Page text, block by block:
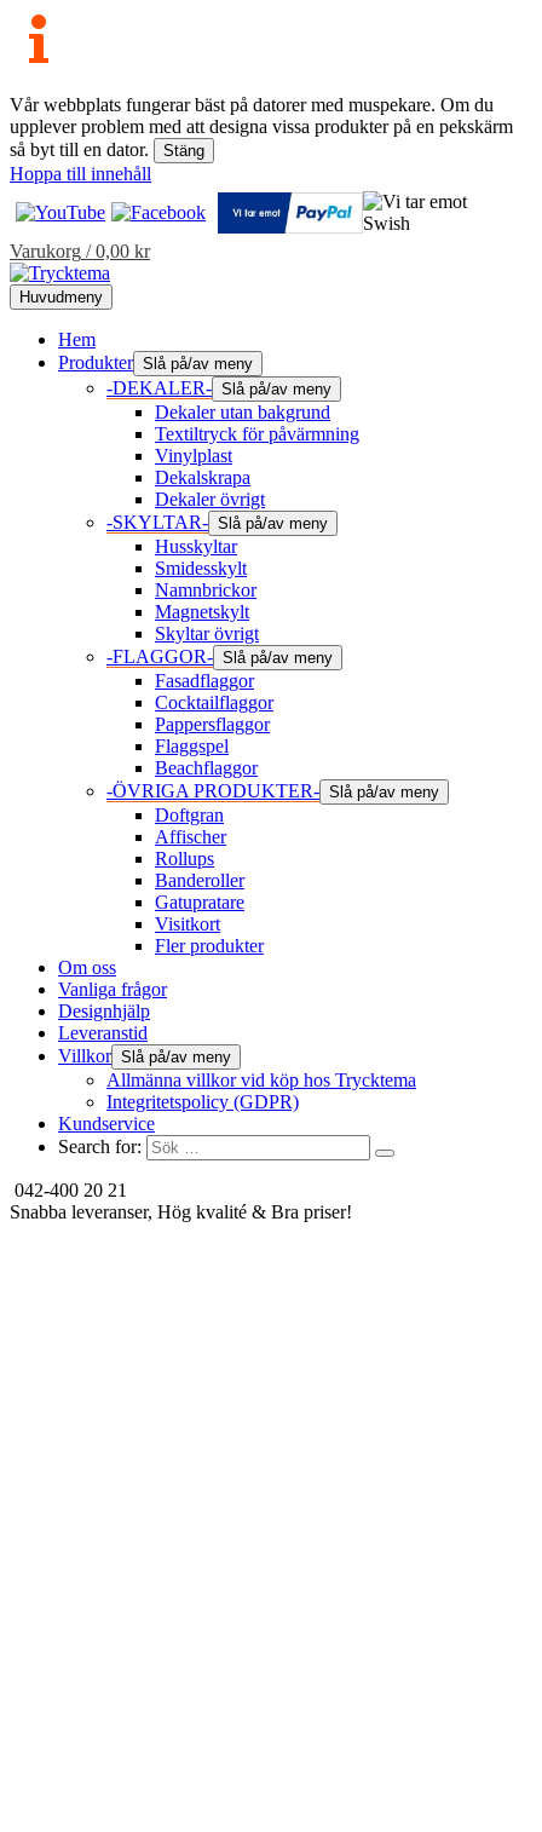
Vår webbplats fungerar bäst på datorer med muspekare. Om du
upplever problem med att designa vissa produkter på en pekskärm
så byt till en dator.
Stäng
Hoppa till innehåll
Varukorg /0,00 kr
Huvudmeny
Hem
Produkter Slå på/av meny
-DEKALER- Slå på/av meny
Dekaler utan bakgrund
Textiltryck för påvärmning
Vinylplast
Dekalskrapa
Dekaler övrigt
-SKYLTAR- Slå på/av meny
Husskyltar
Smidesskylt
Namnbrickor
Magnetskylt
Skyltar övrigt
-FLAGGOR- Slå på/av meny
Fasadflaggor
Cocktailflaggor
Pappersflaggor
Flaggspel
Beachflaggor
-ÖVRIGA PRODUKTER- Slå på/av meny
Doftgran
Affischer
Rollups
Banderoller
Gatupratare
Visitkort
Fler produkter
Om oss
Vanliga frågor
Designhjälp
Leveranstid
Villkor Slå på/av meny
Allmänna villkor vid köp hos Trycktema
Integritetspolicy (GDPR)
Kundservice
Search for:
042-400 20 21
Snabba leveranser, Hög kvalité & Bra priser!